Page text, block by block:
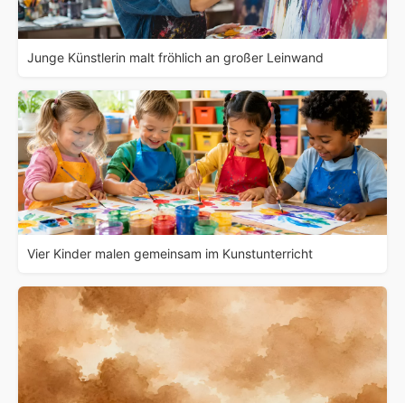
Junge Künstlerin malt fröhlich an großer Leinwand
Vier Kinder malen gemeinsam im Kunstunterricht